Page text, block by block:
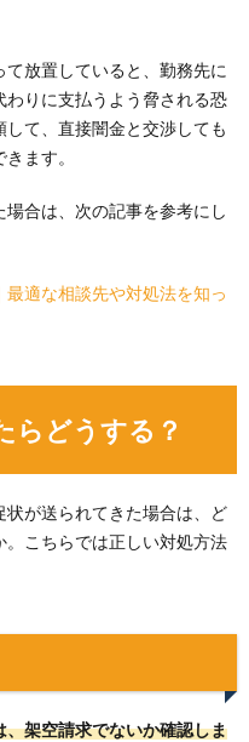
放置していると、勤務先に
りに支払うよう脅される恐
て、直接闇金と交渉しても
ます。
合は、次の記事を参考にし
最適な相談先や対処法を知っ
らどうする？
が送られてきた場合は、ど
こちらでは正しい対処方法
架空請求でないか確認しま